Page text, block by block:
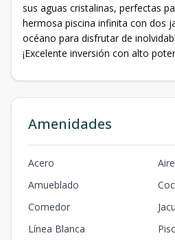
sus aguas cristalinas, perfectas
hermosa piscina infinita con dos
océano para disfrutar de
¡Excelente inversión con alto
Amenidades
Acero
Amueblado
Comedor
Línea Blanca